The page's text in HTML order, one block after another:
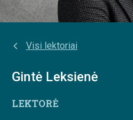
Visi lektoriai
Gintė Leksienė
LEKTORĖ